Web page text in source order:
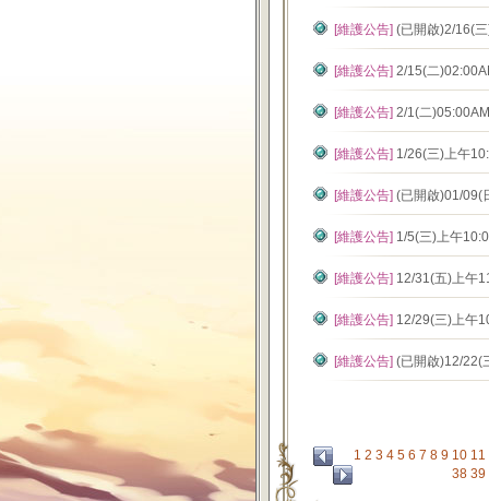
[維護公告] (已開啟)2/16(
[維護公告] 2/15(二
[維護公告] 2/1(二
[維護公告] 1/26(三)上午
[維護公告] (已開啟)01/09(
[維護公告] 1/5(三)上午
[維護公告] 12/31(五)上午
[維護公告] 12/29(三)上午
[維護公告] (已開啟)12/22(
1 2 3 4 5 6 7 8 9 10 11
38 39